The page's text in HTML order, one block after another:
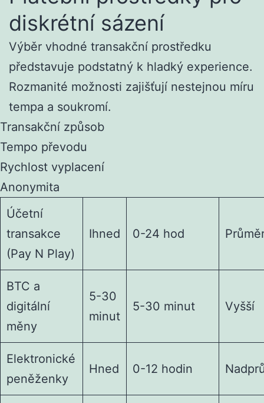
diskrétní sázení
Výběr vhodné transakční prostředku
představuje podstatný k hladký experience.
Rozmanité možnosti zajišťují nestejnou míru
tempa a soukromí.
Transakční způsob
Tempo převodu
Rychlost vyplacení
Anonymita
Účetní
transakce
(Pay N Play)
Ihned 0-24 hod
BTC a
digitální
měny
5-30
minut
5-30 minut Vyšší
Elektronické
peněženky
Hned 0-12 hodin